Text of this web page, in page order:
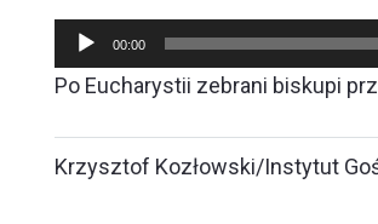
Odtwarzacz
plików
00:00
Po Eucharystii zebrani biskupi
Krzysztof Kozłowski/Instytut